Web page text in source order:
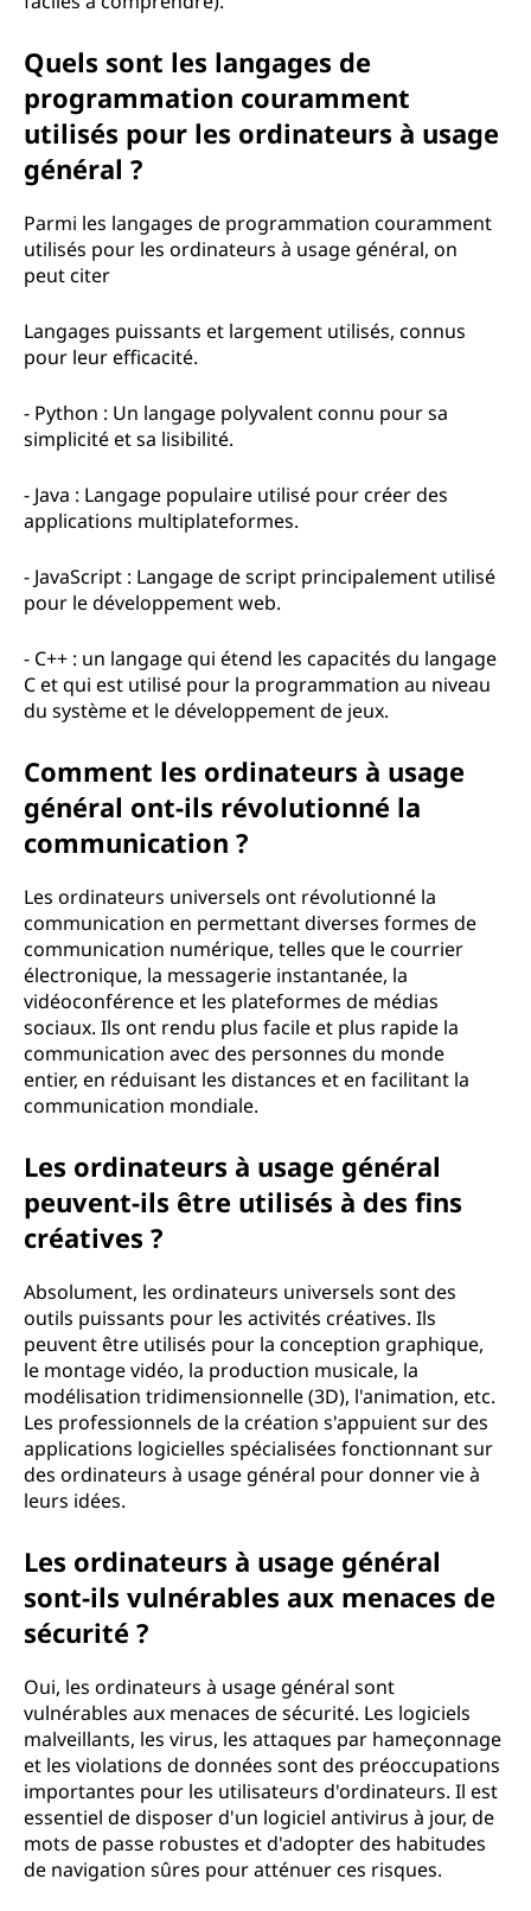
Quels sont les langages de
programmation couramment
utilisés pour les ordinateurs à usage
général ?
Parmi les langages de programmation couramment
utilisés pour les ordinateurs à usage général, on
peut citer
Langages puissants et largement utilisés, connus
pour leur efficacité.
- Python : Un langage polyvalent connu pour sa
simplicité et sa lisibilité.
- Java : Langage populaire utilisé pour créer des
applications multiplateformes.
- JavaScript : Langage de script principalement utilisé
pour le développement web.
- C++ : un langage qui étend les capacités du langage
C et qui est utilisé pour la programmation au niveau
du système et le développement de jeux.
Comment les ordinateurs à usage
général ont-ils révolutionné la
communication ?
Les ordinateurs universels ont révolutionné la
communication en permettant diverses formes de
communication numérique, telles que le courrier
électronique, la messagerie instantanée, la
vidéoconférence et les plateformes de médias
sociaux. Ils ont rendu plus facile et plus rapide la
communication avec des personnes du monde
entier, en réduisant les distances et en facilitant la
communication mondiale.
Les ordinateurs à usage général
peuvent-ils être utilisés à des fins
créatives ?
Absolument, les ordinateurs universels sont des
outils puissants pour les activités créatives. Ils
peuvent être utilisés pour la conception graphique,
le montage vidéo, la production musicale, la
modélisation tridimensionnelle (3D), l'animation, etc.
Les professionnels de la création s'appuient sur des
applications logicielles spécialisées fonctionnant sur
des ordinateurs à usage général pour donner vie à
leurs idées.
Les ordinateurs à usage général
sont-ils vulnérables aux menaces de
sécurité ?
Oui, les ordinateurs à usage général sont
vulnérables aux menaces de sécurité. Les logiciels
malveillants, les virus, les attaques par hameçonnage
et les violations de données sont des préoccupations
importantes pour les utilisateurs d'ordinateurs. Il est
essentiel de disposer d'un logiciel antivirus à jour, de
mots de passe robustes et d'adopter des habitudes
de navigation sûres pour atténuer ces risques.